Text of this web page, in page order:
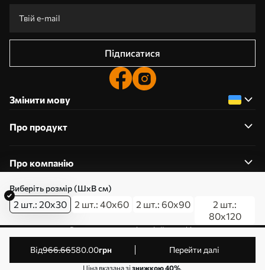
Виберіть розмір (ШхВ см)
2 шт.: 20x30 2 шт.: 40x60 2 шт.: 60x90
2 шт.:
80x120
від966.66580.00грн Перейти далі
Ціна вказана зізнижкою 40%.
Підписатися
Змінити мову
Про продукт
Про компанію
Редагування дозволів на файли cookie
© 2011-2026 Art-holst. Усі права захищені. Власник:
ТОВ “КЛЄВЄР”. Код ЄДРПОУ: 31780602.